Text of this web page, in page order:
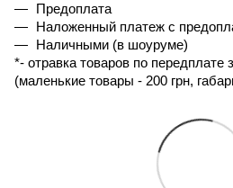
Предоплата
Наложенный платеж с
Наличными (в шоуруме)
*- отравка товаров по передплате
(маленькие товары - 200 грн,